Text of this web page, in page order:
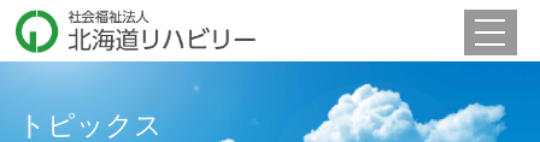
Toggle
トピックス